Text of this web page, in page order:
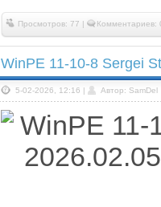
Просмотров: 77 | Комментариев:
WinPE 11-10-8 Sergei
5-02-2026, 12:16 | Автор: SamDel